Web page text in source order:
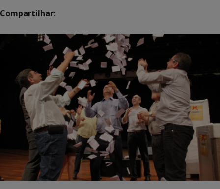
Compartilhar: